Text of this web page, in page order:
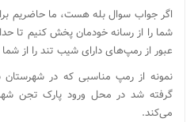
اگر جواب سوال بله هست، ما حاضریم
شما را از رسانه خودمان پخش کنیم تا
عبور از رمپ‌های دارای شیب تند را از شما
نمونه از رمپ مناسبی که در شهرستان
گرفته شد در محل ورود پارک تجن
می‌کند.